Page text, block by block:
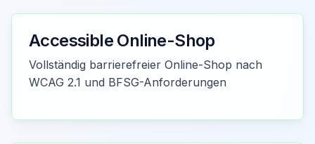
Accessible Online-Shop
Vollständig barrierefreier Online-Shop nach
WCAG 2.1 und BFSG-Anforderungen